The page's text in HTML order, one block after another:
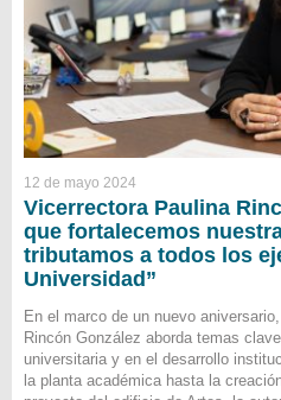
12 de mayo 2024
Vicerrectora Paulina
que fortalecemos
tributamos a todos los
Universidad”
En el marco de un nuevo
Rincón González aborda temas
universitaria y en el desarrollo
la planta académica hasta la